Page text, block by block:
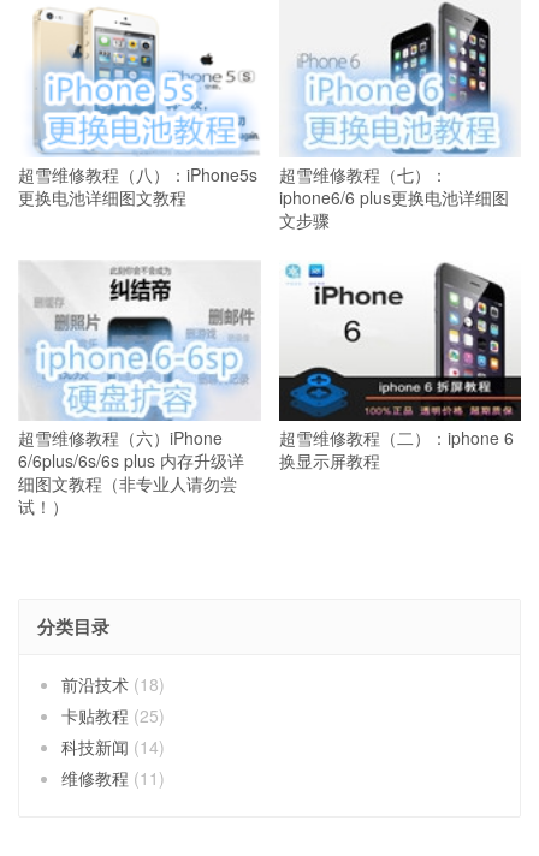
超雪维修教程（八）：iPhone5s
更换电池详细图文教程
超雪维修教程（七）：
iphone6/6 plus更换电池详细图
文步骤
超雪维修教程（六）iPhone
6/6plus/6s/6s plus 内存升级详
细图文教程（非专业人请勿尝
试！）
超雪维修教程（二）：iphone 6
换显示屏教程
分类目录
前沿技术 (18)
卡贴教程 (25)
科技新闻 (14)
维修教程 (11)